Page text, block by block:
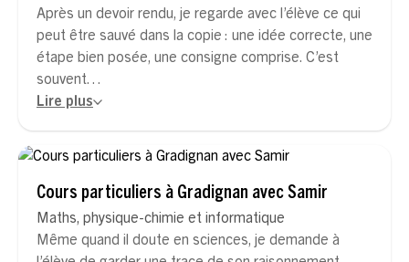
Après un devoir rendu, je regarde avec l’élève ce qui
peut être sauvé dans la copie : une idée correcte, une
étape bien posée, une consigne comprise. C’est
souvent…
Lire plus
Cours particuliers à Gradignan avec Samir
Maths, physique-chimie et informatique
Même quand il doute en sciences, je demande à